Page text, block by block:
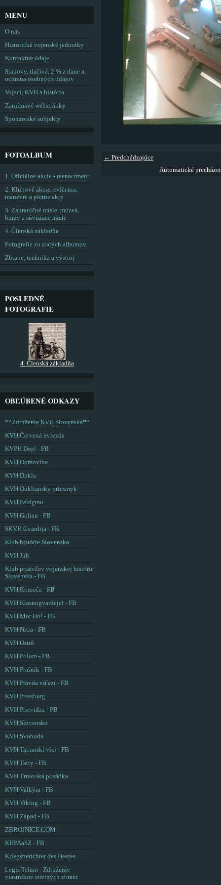
← Predchádzajúce
Automatické
MENU
O nás
Historické vojenské jednotky
Kontaktné údaje
Stanovy, tlačivá, 2 % z dane a
ochrana osobných údajov
Vojaci, KVH a história
Zaujímavé webstránky
Sponzorské subjekty
FOTOALBUM
1. Oficiálne akcie - reenactment
2. Klubové akcie, cvičenia,
manévre a pietne akty
3. Zahraničné misie, múzeá,
burzy a súvisiace akcie
4. Členská základňa
Fotografie zo starých albumov
Zbrane, technika a výstroj
POSLEDNÉ
FOTOGRAFIE
4. Členská základňa
OBĽÚBENÉ ODKAZY
**Združenie KVH Slovenska**
KVH Červená hviezda
KVPH Dojč - FB
KVH Domovina
KVH Dukla
KVH Dukliansky priesmyk
KVH Feldgrau
KVH Golian - FB
SKVH Gvardija - FB
Klub histórie Slovenska
KVH Juh
Klub priateľov vojenskej histórie
Slovenska - FB
KVH Komoča - FB
KVH Krasnogvardejci - FB
KVH Mor Ho! - FB
KVH Nitra - FB
KVH Ostrô
KVH Polom - FB
KVH Prašník - FB
KVH Pravda víťazí - FB
KVH Pressburg
KVH Prievidza - FB
KVH Slovensko
KVH Svoboda
KVH Tatranskí vlci - FB
KVH Tatry - FB
KVH Trnavská posádka
KVH Valkýra - FB
KVH Viking - FB
KVH Západ - FB
ZBROJNICE.COM
KHPAaSZ - FB
Kriegsberichter des Heeres
Legis Telum - Združenie
vlastníkov strelných zbraní